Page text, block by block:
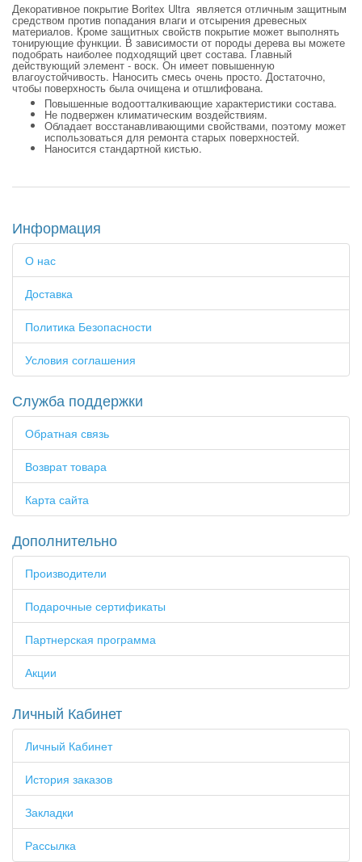
Декоративное покрытие Boritex Ultra является отличным защитным
средством против попадания влаги и отсырения древесных
материалов. Кроме защитных свойств покрытие может выполнять
тонирующие функции. В зависимости от породы дерева вы можете
подобрать наиболее подходящий цвет состава. Главный
действующий элемент - воск. Он имеет повышенную
влагоустойчивость. Наносить смесь очень просто. Достаточно,
чтобы поверхность была очищена и отшлифована.
Повышенные водоотталкивающие характеристики состава.
Не подвержен климатическим воздействиям.
Обладает восстанавливающими свойствами, поэтому может
использоваться для ремонта старых поверхностей.
Наносится стандартной кистью.
Информация
О нас
Доставка
Политика Безопасности
Условия соглашения
Служба поддержки
Обратная связь
Возврат товара
Карта сайта
Дополнительно
Производители
Подарочные сертификаты
Партнерская программа
Акции
Личный Кабинет
Личный Кабинет
История заказов
Закладки
Рассылка